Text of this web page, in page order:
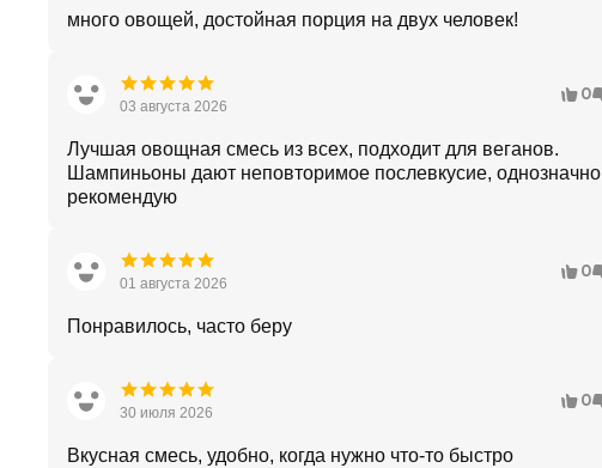
много овощей, достойная порция на двух человек!
03 августа 2026
0
Лучшая овощная смесь из всех, подходит для веганов.
Шампиньоны дают неповторимое послевкусие, однозначно
рекомендую
01 августа 2026
0
Понравилось, часто беру
30 июля 2026
0
Вкусная смесь, удобно, когда нужно что-то быстро